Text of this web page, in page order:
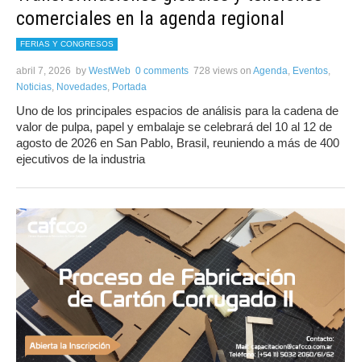
comerciales en la agenda regional
FERIAS Y CONGRESOS
abril 7, 2026 by WestWeb 0 comments 728 views on Agenda, Eventos,
Noticias, Novedades, Portada
Uno de los principales espacios de análisis para la cadena de
valor de pulpa, papel y embalaje se celebrará del 10 al 12 de
agosto de 2026 en San Pablo, Brasil, reuniendo a más de 400
ejecutivos de la industria